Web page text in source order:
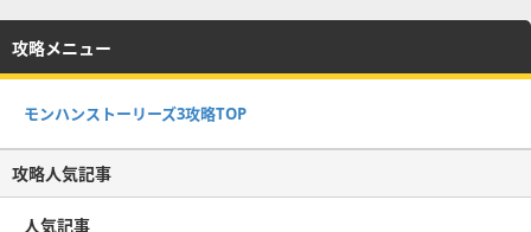
攻略メニュー
モンハンストーリーズ3攻略TOP
攻略人気記事
人気記事